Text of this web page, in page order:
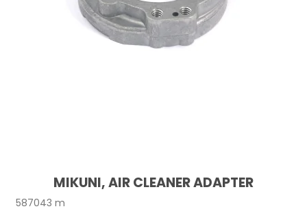
MIKUNI, AIR CLEANER ADAPTER
587043 m